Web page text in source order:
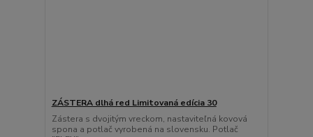
ZÁSTERA dlhá red Limitovaná edícia 30
Zástera s dvojitým vreckom, nastaviteľná kovová
spona a potlač vyrobená na slovensku. Potlač